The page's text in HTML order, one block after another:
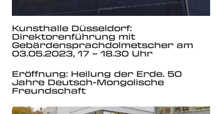
Kunsthalle Düsseldorf:
Direktorenführung mit
Gebärdensprachdolmetscher am
03.05.2023, 17 – 18.30 Uhr
Eröffnung: Heilung der Erde. 50
Jahre Deutsch-Mongolische
Freundschaft